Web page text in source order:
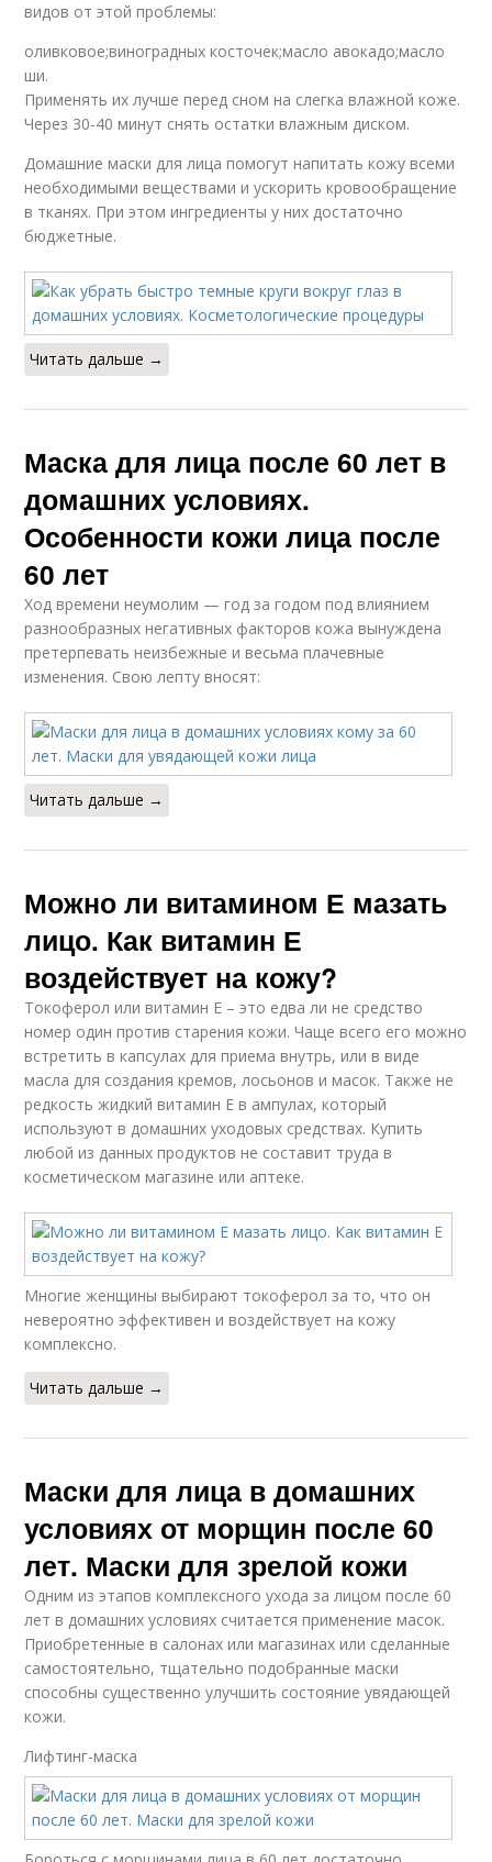
видов от этой проблемы:
оливковое;виноградных косточек;масло авокадо;масло
ши.
Применять их лучше перед сном на слегка влажной коже.
Через 30-40 минут снять остатки влажным диском.
Домашние маски для лица помогут напитать кожу всеми
необходимыми веществами и ускорить кровообращение
в тканях. При этом ингредиенты у них достаточно
бюджетные.
Читать дальше →
Маска для лица после 60 лет в
домашних условиях.
Особенности кожи лица после
60 лет
Ход времени неумолим — год за годом под влиянием
разнообразных негативных факторов кожа вынуждена
претерпевать неизбежные и весьма плачевные
изменения. Свою лепту вносят:
Читать дальше →
Можно ли витамином Е мазать
лицо. Как витамин Е
воздействует на кожу?
Токоферол или витамин Е – это едва ли не средство
номер один против старения кожи. Чаще всего его можно
встретить в капсулах для приема внутрь, или в виде
масла для создания кремов, лосьонов и масок. Также не
редкость жидкий витамин Е в ампулах, который
используют в домашних уходовых средствах. Купить
любой из данных продуктов не составит труда в
косметическом магазине или аптеке.
Многие женщины выбирают токоферол за то, что он
невероятно эффективен и воздействует на кожу
комплексно.
Читать дальше →
Маски для лица в домашних
условиях от морщин после 60
лет. Маски для зрелой кожи
Одним из этапов комплексного ухода за лицом после 60
лет в домашних условиях считается применение масок.
Приобретенные в салонах или магазинах или сделанные
самостоятельно, тщательно подобранные маски
способны существенно улучшить состояние увядающей
кожи.
Лифтинг-маска